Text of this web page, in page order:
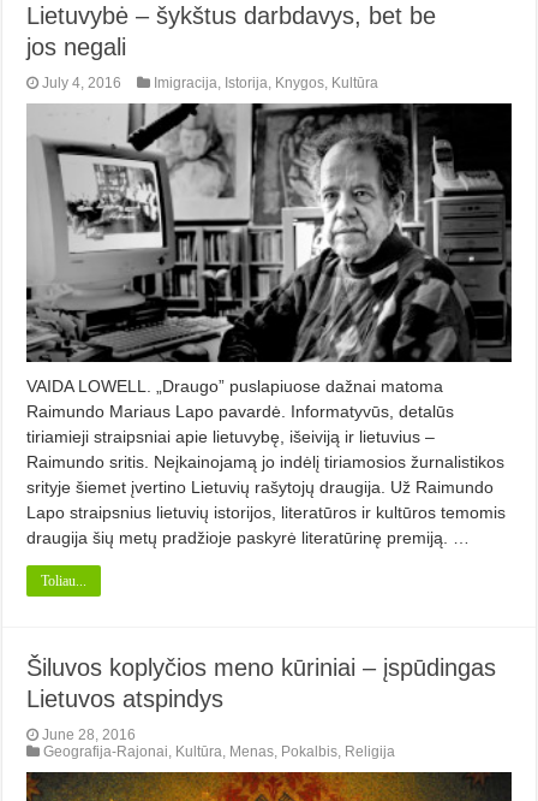
Lietuvybė – šykštus darbdavys, bet be
jos negali
July 4, 2016 Imigracija Istorija Knygos Kultūra
VAIDA LOWELL. „Draugo” puslapiuose dažnai matoma
Raimundo Mariaus Lapo pavardė. Informatyvūs, detalūs
tiriamieji straipsniai apie lietuvybę, išeiviją ir lietuvius –
Raimundo sritis. Neįkainojamą jo indėlį tiriamosios žurnalistikos
srityje šiemet įvertino Lietuvių rašytojų draugija. Už Raimundo
Lapo straipsnius lietuvių istorijos, literatūros ir kultūros temomis
draugija šių metų pradžioje paskyrė literatūrinę premiją. …
Toliau...
Šiluvos koplyčios meno kūriniai – įspūdingas
Lietuvos atspindys
June 28, 2016
Geografija-Rajonai Kultūra Menas Pokalbis Religija